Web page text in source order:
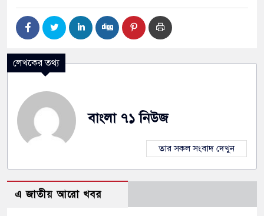
লেখকের তথ্য
বাংলা ৭১ নিউজ
তার সকল সংবাদ দেখুন
এ জাতীয় আরো খবর